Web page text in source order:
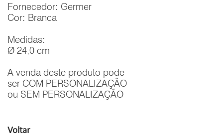
Fornecedor: Germer
Cor: Branca
Medidas:
Ø 24,0 cm
A venda deste produto pode
ser COM PERSONALIZAÇÃO
ou SEM PERSONALIZAÇÃO
Voltar